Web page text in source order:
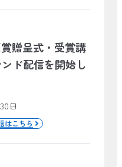
贈呈式・受賞講
ド配信を開始し
日
はこちら